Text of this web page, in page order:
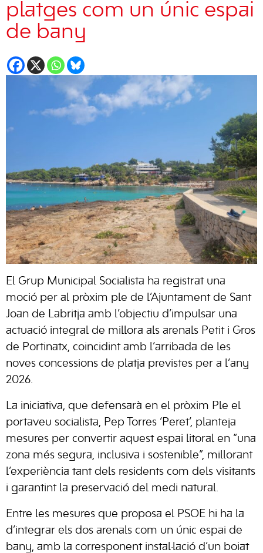
platges com un únic espai
de bany
El Grup Municipal Socialista ha registrat una
moció per al pròxim ple de l’Ajuntament de Sant
Joan de Labritja amb l’objectiu d’impulsar una
actuació integral de millora als arenals Petit i Gros
de Portinatx, coincidint amb l’arribada de les
noves concessions de platja previstes per a l’any
2026.
La iniciativa, que defensarà en el pròxim Ple el
portaveu socialista, Pep Torres ‘Peret’, planteja
mesures per convertir aquest espai litoral en “una
zona més segura, inclusiva i sostenible”, millorant
l’experiència tant dels residents com dels visitants
i garantint la preservació del medi natural.
Entre les mesures que proposa el PSOE hi ha la
d’integrar els dos arenals com un únic espai de
bany, amb la corresponent instal·lació d’un boiat